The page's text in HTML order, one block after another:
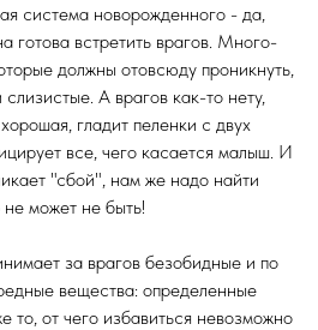
система новорожденного - да,
готова встретить врагов. Много-
должны отовсюду проникнуть,
А врагов как-то нету,
гладит пеленки с двух
все, чего касается малыш. И
"сбой", нам же надо найти
не может не быть!
за врагов безобидные и по
вещества: определенные
то, от чего избавиться невозможно